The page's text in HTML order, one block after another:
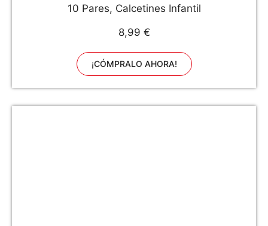
10 Pares, Calcetines Infantil
8,99 €
¡CÓMPRALO AHORA!